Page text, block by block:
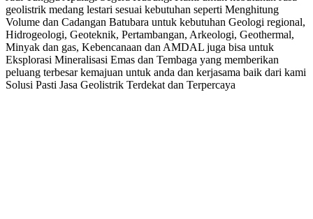
geolistrik medang lestari sesuai kebutuhan seperti Menghitung
Volume dan Cadangan Batubara untuk kebutuhan Geologi regional,
Hidrogeologi, Geoteknik, Pertambangan, Arkeologi, Geothermal,
Minyak dan gas, Kebencanaan dan AMDAL juga bisa untuk
Eksplorasi Mineralisasi Emas dan Tembaga yang memberikan
peluang terbesar kemajuan untuk anda dan kerjasama baik dari kami
Solusi Pasti Jasa Geolistrik Terdekat dan Terpercaya